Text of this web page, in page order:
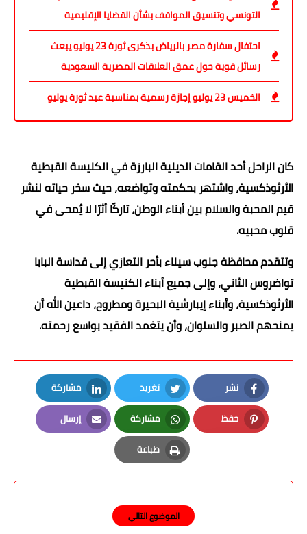
التونسي وتنسيق المواقف بشأن القضايا الإقليمية
احتفال سفارة مصر بالرياض بذكرى ثورة 23 يوليو يبعث
رسائل قوية حول عمق العلاقات المصرية السعودية
الخميس 23 يوليو إجازة رسمية بمناسبة عيد ثورة يوليو
كان الراحل أحد القامات الدينية البارزة في الكنيسة القبطية
الأرثوذكسية، واشتهر بحكمته وتواضعه، حيث سخر حياته لنشر
قيم المحبة والسلام بين أبناء الوطن، تاركًا أثرًا لا يُمحى في
قلوب محبيه.
وتتقدم محافظة جنوب سيناء بأحر التعازي إلى قداسة البابا
تواضروس الثاني، وإلى جميع أبناء الكنيسة القبطية
الأرثوذكسية، وأبناء إيبارشية البحيرة ومطروح، داعين الله أن
يمنحهم الصبر والسلوان، وأن يتغمد الفقيد بواسع رحمته.
نشر
Facebook
تغريد
Twitter
مشاركة
LinkedIn
حفظ
Pinterest
مشاركة
Whatsapp
إرسال
Email
طباعة
Print
الموضوع التالي